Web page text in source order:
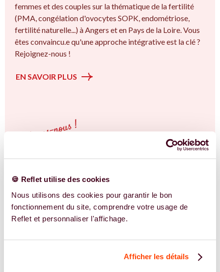
🍪 Reflet utilise des cookies
Nous utilisons des cookies pour garantir le bon
fonctionnement du site, comprendre votre usage de
Reflet et personnaliser l'affichage.
Afficher les détails
femmes et des couples sur la thématique de la fertilité
(PMA, congélation d'ovocytes SOPK, endométriose,
fertilité naturelle...) à Angers et en Pays de la Loire. Vous
êtes convaincu.e qu'une approche intégrative est la clé ?
Rejoignez-nous !
EN SAVOIR PLUS